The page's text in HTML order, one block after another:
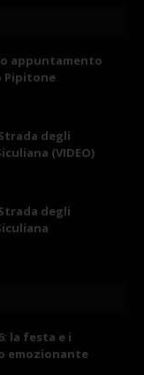
appuntamento
Pipitone
degli
(VIDEO)
degli
la festa e i
emozionante